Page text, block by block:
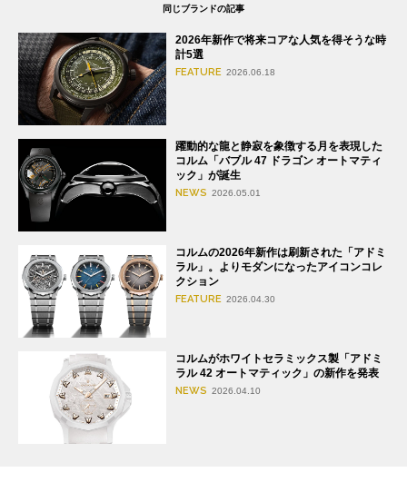
同じブランドの記事
2026年新作で将来コアな人気を得そうな時
計5選
FEATURE 2026.06.18
躍動的な龍と静寂を象徴する月を表現した
コルム「バブル 47 ドラゴン オートマティ
ック」が誕生
NEWS 2026.05.01
コルムの2026年新作は刷新された「アドミ
ラル」。よりモダンになったアイコンコレ
クション
FEATURE 2026.04.30
コルムがホワイトセラミックス製「アドミ
ラル 42 オートマティック」の新作を発表
NEWS 2026.04.10